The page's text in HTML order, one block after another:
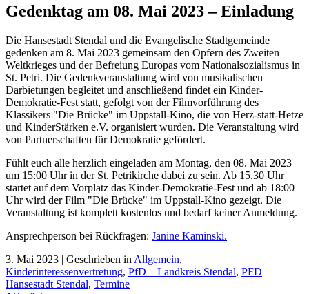
Gedenktag am 08. Mai 2023 – Einladung
Die Hansestadt Stendal und die Evangelische Stadtgemeinde
gedenken am 8. Mai 2023 gemeinsam den Opfern des Zweiten
Weltkrieges und der Befreiung Europas vom Nationalsozialismus in
St. Petri. Die Gedenkveranstaltung wird von musikalischen
Darbietungen begleitet und anschließend findet ein Kinder-
Demokratie-Fest statt, gefolgt von der Filmvorführung des
Klassikers "Die Brücke" im Uppstall-Kino, die von Herz-statt-Hetze
und KinderStärken e.V. organisiert wurden. Die Veranstaltung wird
von Partnerschaften für Demokratie gefördert.
Fühlt euch alle herzlich eingeladen am Montag, den 08. Mai 2023
um 15:00 Uhr in der St. Petrikirche dabei zu sein. Ab 15.30 Uhr
startet auf dem Vorplatz das Kinder-Demokratie-Fest und ab 18:00
Uhr wird der Film "Die Brücke" im Uppstall-Kino gezeigt. Die
Veranstaltung ist komplett kostenlos und bedarf keiner Anmeldung.
Ansprechperson bei Rückfragen: Janine Kaminski.
3. Mai 2023 | Geschrieben in Allgemein,
Kinderinteressenvertretung, PfD – Landkreis Stendal, PFD
Hansestadt Stendal, Termine